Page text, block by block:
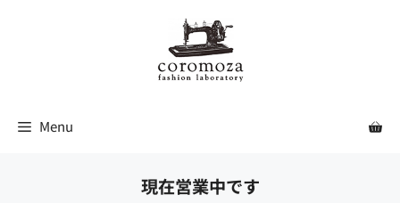
Menu
現在営業中です